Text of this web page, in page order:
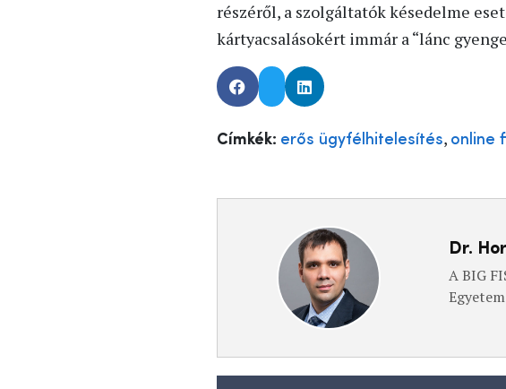
részéről, a szolgáltatók késedelme
kártyacsalásokért immár a “lánc
Címkék: erős ügyfélhitelesítés, online
Dr.
A BIG